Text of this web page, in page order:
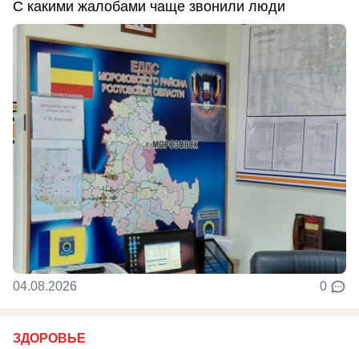
С какими жалобами чаще звонили люди
04.08.2026 0
ЗДОРОВЬЕ